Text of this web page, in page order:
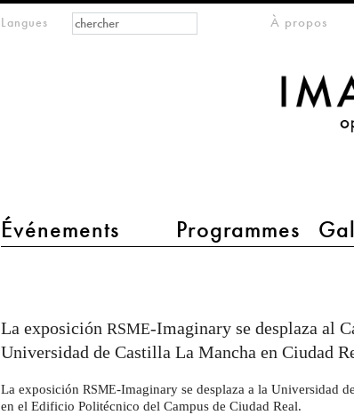
Langues
main menu 2
Événements Programmes
meta-menuÀ propos
Formulaire de
recherche
Rechercher
Imaginary
La exposiciónRSME-Imaginary se desplaza al
Universidad de Castilla La Mancha en Ciudad
La exposiciónRSME-Imaginary se desplaza a la Universidad
en el Edificio Politécnico del Campus de Ciudad Real.